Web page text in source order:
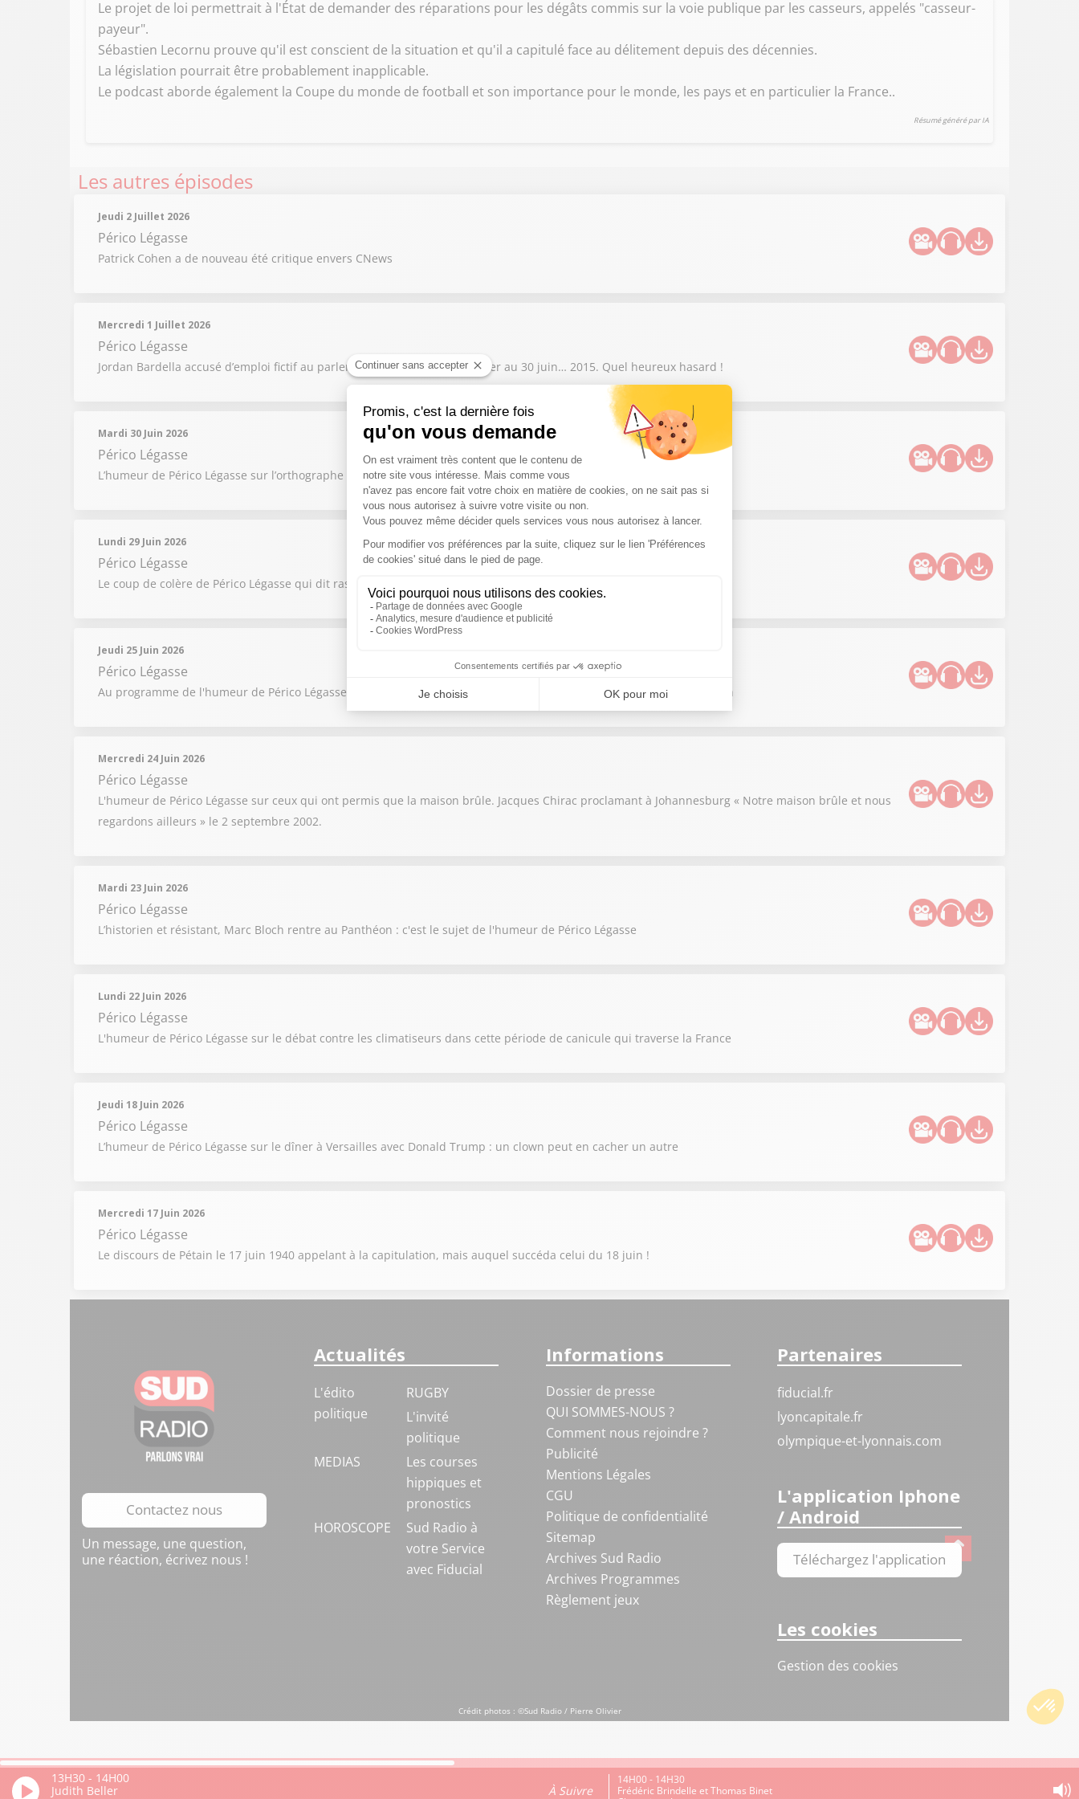
Le projet de loi permettrait à l'État de demander des réparations pour les dégâts commis sur la voie publique par les casseurs, appelés "casseur-
payeur".
Sébastien Lecornu prouve qu'il est conscient de la situation et qu'il a capitulé face au délitement depuis des décennies.
La législation pourrait être probablement inapplicable.
Le podcast aborde également la Coupe du monde de football et son importance pour le monde, les pays et en particulier la France..
Résumé généré par IA
Les autres épisodes
Jeudi 2 Juillet 2026
Périco Légasse
Patrick Cohen a de nouveau été critique envers CNews
Mercredi 1 Juillet 2026
Périco Légasse
Jordan Bardella accusé d’emploi fictif au parlement européen du 16 février au 30 juin… 2015. Quel heureux hasard !
Mardi 30 Juin 2026
Périco Légasse
L’humeur de Périco Légasse sur l’orthographe des élèves françaises lors des épreuves du baccalauréat
Lundi 29 Juin 2026
Périco Légasse
Le coup de colère de Périco Légasse qui dit ras le bol des juges qui se croient au dessus des lois.
Jeudi 25 Juin 2026
Périco Légasse
Au programme de l'humeur de Périco Légasse : La récupération politique autour de la panthéonisation de Marc Bloch
Mercredi 24 Juin 2026
Périco Légasse
L'humeur de Périco Légasse sur ceux qui ont permis que la maison brûle. Jacques Chirac proclamant à Johannesburg « Notre maison brûle et nous
regardons ailleurs » le 2 septembre 2002.
Mardi 23 Juin 2026
Périco Légasse
L’historien et résistant, Marc Bloch rentre au Panthéon : c'est le sujet de l'humeur de Périco Légasse
Lundi 22 Juin 2026
Périco Légasse
L'humeur de Périco Légasse sur le débat contre les climatiseurs dans cette période de canicule qui traverse la France
Jeudi 18 Juin 2026
Périco Légasse
L’humeur de Périco Légasse sur le dîner à Versailles avec Donald Trump : un clown peut en cacher un autre
Mercredi 17 Juin 2026
Périco Légasse
Le discours de Pétain le 17 juin 1940 appelant à la capitulation, mais auquel succéda celui du 18 juin !
Contactez nous
Un message, une question,
une réaction, écrivez nous !
Actualités
L'édito
politique
RUGBY
L'invité
politique
MEDIAS
Les courses
hippiques et
pronostics
HOROSCOPE
Sud Radio à
votre Service
avec Fiducial
Informations
Dossier de presse
QUI SOMMES-NOUS ?
Comment nous rejoindre ?
Publicité
Mentions Légales
CGU
Politique de confidentialité
Sitemap
Archives Sud Radio
Archives Programmes
Règlement jeux
Partenaires
fiducial.fr
lyoncapitale.fr
olympique-et-lyonnais.com
L'application Iphone
/ Android
Téléchargez l'application
Les cookies
Gestion des cookies
Crédit photos : ©Sud Radio / Pierre Olivier
13H30 - 14H00
Judith Beller
À Suivre
14H00 - 14H30
Frédéric Brindelle et Thomas Binet